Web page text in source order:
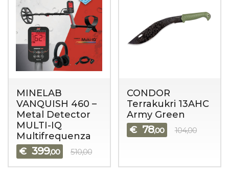
MINELAB
VANQUISH 460 –
Metal Detector
MULTI-IQ
Multifrequenza
€ 399,00 510,00
CONDOR
Terrakukri 13AHC
Army Green
€ 78,00 104,00